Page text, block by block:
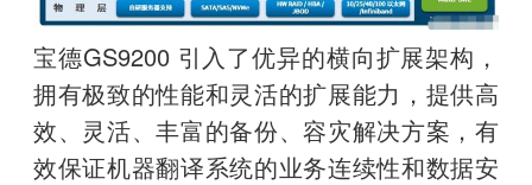
宝德GS9200 引入了优异的横向扩展架构，
拥有极致的性能和灵活的扩展能力，提供高
效、灵活、丰富的备份、容灾解决方案，有
效保证机器翻译系统的业务连续性和数据安